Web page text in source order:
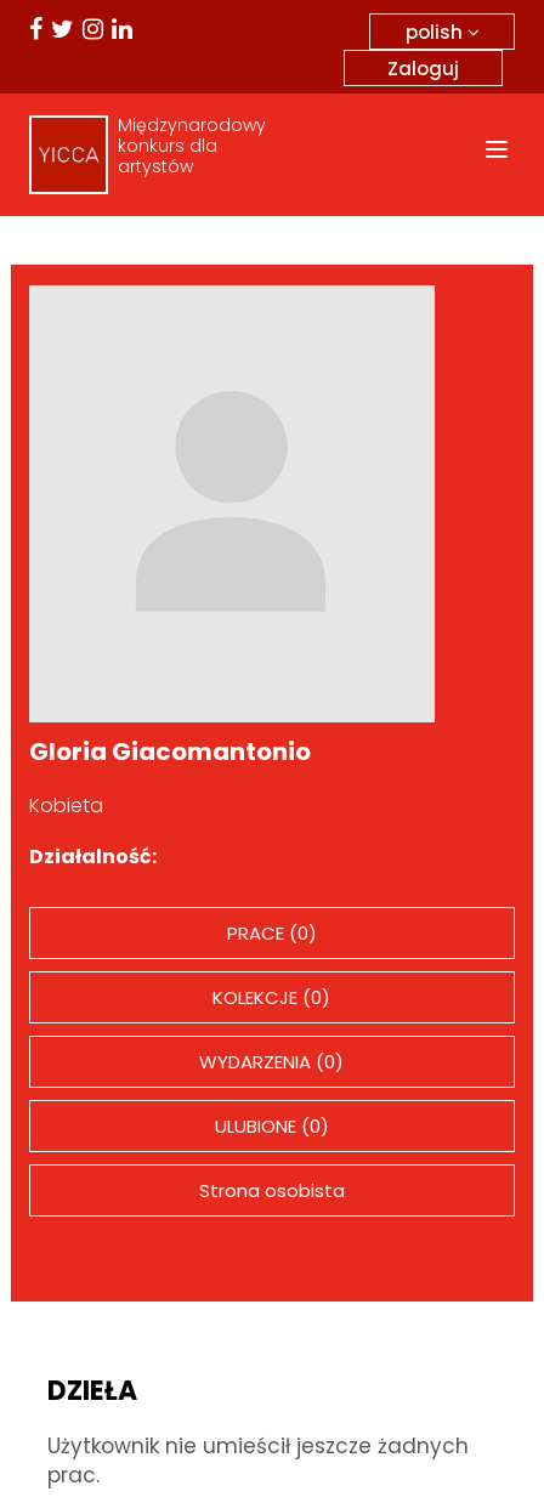
polish
Zaloguj
Międzynarodowy
konkurs dla
artystów
Gloria Giacomantonio
Kobieta
Działalność:
PRACE (0)
KOLEKCJE (0)
WYDARZENIA (0)
ULUBIONE (0)
Strona osobista
DZIEŁA
Użytkownik nie umieścił jeszcze żadnych
prac.